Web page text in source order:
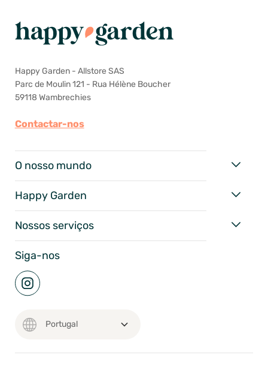
Happy Garden - Allstore SAS
Parc de Moulin 121 - Rua Hélène Boucher
59118 Wambrechies
Contactar-nos
O nosso mundo
Happy Garden
Nossos serviços
Siga-nos